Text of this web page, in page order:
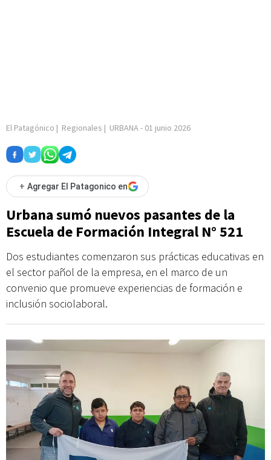
El Patagónico | Regionales | URBANA- 01 junio 2026
+ Agregar El Patagonico en
Urbana sumó nuevos pasantes de la
Escuela de Formación Integral N° 521
Dos estudiantes comenzaron sus prácticas educativas en
el sector pañol de la empresa, en el marco de un
convenio que promueve experiencias de formación e
inclusión sociolaboral.